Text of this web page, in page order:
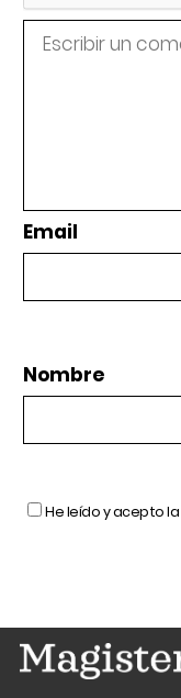
Email
Nombre
He leído y acepto la